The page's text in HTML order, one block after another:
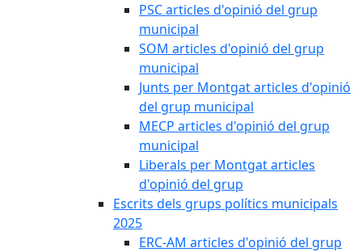
PSC articles d'opinió del grup
municipal
SOM articles d'opinió del grup
municipal
Junts per Montgat articles d'opinió
del grup municipal
MECP articles d'opinió del grup
municipal
Liberals per Montgat articles
d'opinió del grup
Escrits dels grups polítics municipals
2025
ERC-AM articles d'opinió del grup